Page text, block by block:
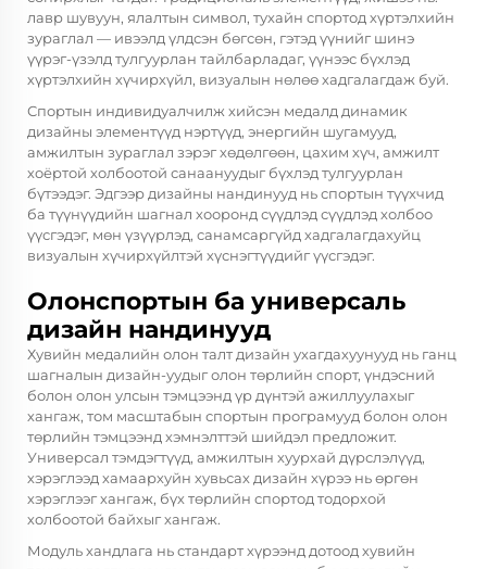
лавр шувуун, ялалтын символ, тухайн спортод хүртэлхийн
зураглал — ивээлд үлдсэн бөгсөн, гэтэд үүнийг шинэ
үүрэг-үзэлд тулгуурлан тайлбарладаг, үүнээс бүхлэд
хүртэлхийн хүчирхүйл, визуалын нөлөө хадгалагдаж буй.
Спортын индивидуалчилж хийсэн медалд динамик
дизайны элементүүд нэртүүд, энергийн шугамууд,
амжилтын зураглал зэрэг хөдөлгөөн, цахим хүч, амжилт
хоёртой холбоотой санаануудыг бүхлэд тулгуурлан
бүтээдэг. Эдгээр дизайны нандинууд нь спортын түүхчид
ба түүнүүдийн шагнал хооронд сүүдлэд сүүдлэд холбоо
үүсгэдэг, мөн үзүүрлэд, санамсаргүйд хадгалагдахуйц
визуалын хүчирхүйлтэй хүснэгтүүдийг үүсгэдэг.
Олонспортын ба универсаль
дизайн нандинууд
Хувийн медалийн олон талт дизайн ухагдахуунууд нь ганц
шагналын дизайн-уудыг олон төрлийн спорт, үндэсний
болон олон улсын тэмцээнд үр дүнтэй ажиллуулахыг
хангаж, том масштабын спортын програмууд болон олон
төрлийн тэмцээнд хэмнэлттэй шийдэл предложит.
Универсал тэмдэгтүүд, амжилтын хуурхай дүрслэлүүд,
хэрэглээд хамаархуйн хувьсах дизайн хүрээ нь өргөн
хэрэглээг хангаж, бүх төрлийн спортод тодорхой
холбоотой байхыг хангаж.
Модуль хандлага нь стандарт хүрээнд дотоод хувийн